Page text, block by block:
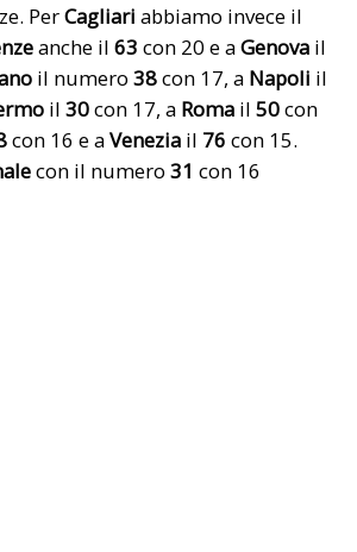
PerCagliariabbiamo invece il
anche il63con 20 e aGenova il
il numero38con 17, a Napoli il
il30con 17, a Roma il50con
con 16 e aVenezia il 76con 15.
con il numero31con 16